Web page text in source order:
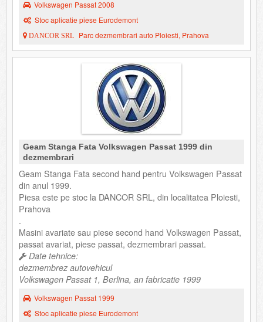
Volkswagen Passat 2008
Stoc aplicatie piese Eurodemont
DANCOR SRL Parc dezmembrari auto Ploiesti, Prahova
Geam Stanga Fata Volkswagen Passat 1999 din
dezmembrari
Geam Stanga Fata second hand pentru Volkswagen Passat
din anul 1999.
Piesa este pe stoc la DANCOR SRL, din localitatea Ploiesti,
Prahova
.
Masini avariate sau piese second hand Volkswagen Passat,
passat avariat, piese passat, dezmembrari passat.
Date tehnice:
dezmembrez autovehicul
Volkswagen Passat 1, Berlina, an fabricatie 1999
Volkswagen Passat 1999
Stoc aplicatie piese Eurodemont